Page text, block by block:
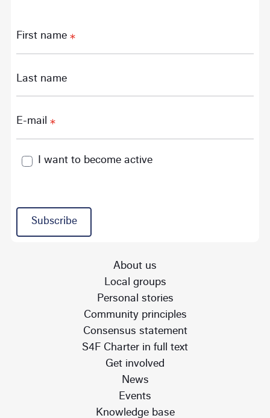
First name
Last name
E-mail
I want to become active
Subscribe
About us
Local groups
Personal stories
Community principles
Consensus statement
S4F Charter in full text
Get involved
News
Events
Knowledge base